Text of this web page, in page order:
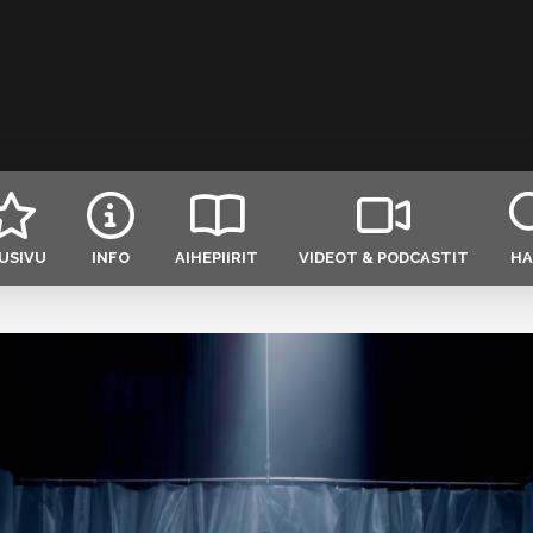
INFO AIHEPIIRIT VIDEOT & PODCASTIT